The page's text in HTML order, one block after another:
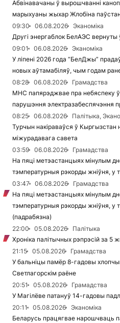
Абвінавачаны ў вырошчванні
марыхуаны жыхар Жлобіна
09:30
06.08.2026
Эканоміка
Другі энергаблок БелАЭС вернуты
09:01
06.08.2026
Эканоміка
У ліпені 2026 года “БелДжы”
новых аўтамабіляў, чым годам
08:28
06.08.2026
Грамадства
МНС папярэджвае пра небяспеку
парушэння электразабеспячэння
08:25
06.08.2026
Палітыка,
Турчын накіраваўся ў Кыргызстан
міжурадавага савета
03:59
06.08.2026
Грамадства
На пяці метэастанцыях мінулым
тэмпературныя рэкорды жніўня, у
03:47
06.08.2026
Грамадства
На пяці метэастанцыях мінулым
тэмпературныя рэкорды жніўня, у
(падрабязна)
22:00
05.08.2026
Палітыка
Хроніка палітычных рэпрэсій за 5
21:15
05.08.2026
Грамадства
У бальніцы памёр 8-гадовы
Светлагорскім раёне
20:51
05.08.2026
Грамадства
У Магілёве патануў 14-гадовы
20:11
05.08.2026
Эканоміка
Беларусь працягвае нарошчваць